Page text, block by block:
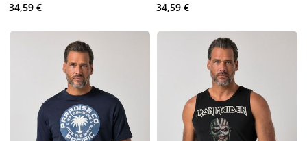
34,59 € 34,59 €